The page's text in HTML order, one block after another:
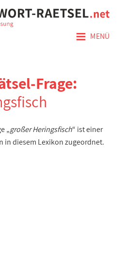
≡ MENÜ
Frage:
„großer Heringsfisch“ ist einer
in diesem Lexikon zugeordnet.